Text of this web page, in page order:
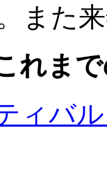
また
れま
ィバ